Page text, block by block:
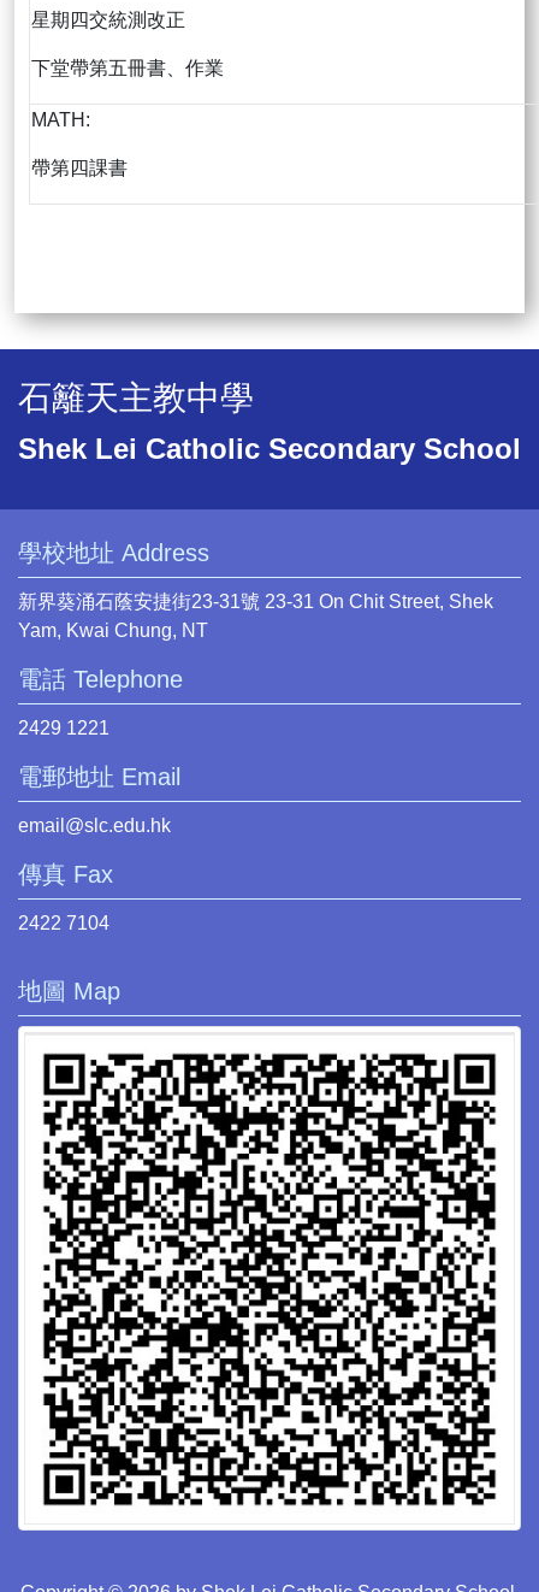
星期四交統測改正
下堂帶第五冊書、作業
MATH:
帶第四課書
石籬天主教中學
Shek Lei Catholic Secondary School
學校地址 Address
新界葵涌石蔭安捷街23-31號 23-31 On Chit Street, Shek
Yam, Kwai Chung, NT
電話 Telephone
2429 1221
電郵地址 Email
email@slc.edu.hk
傳真 Fax
2422 7104
地圖 Map